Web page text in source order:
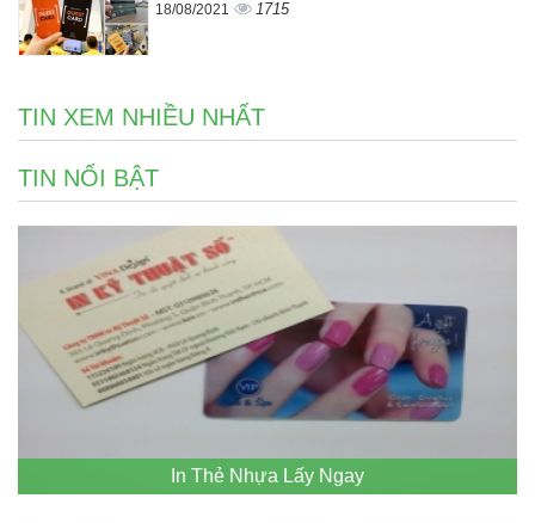
18/08/2021 1715
TIN XEM NHIỀU NHẤT
TIN NỔI BẬT
In Thẻ Nhựa Lấy Ngay